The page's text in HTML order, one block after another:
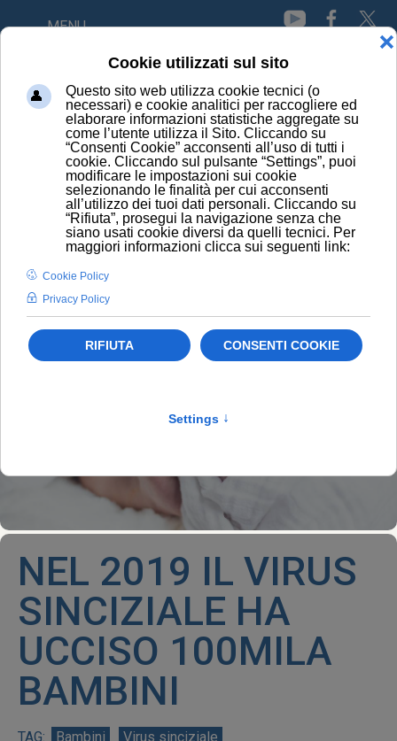
MENU
NEL 2019 IL VIRUS SINCIZIALE HA UCCISO 100MILA
BAMBINI
NEL 2019 IL VIRUS
SINCIZIALE HA
UCCISO 100MILA
BAMBINI
Bambini Virus sinciziale